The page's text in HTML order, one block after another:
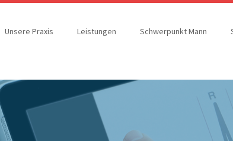
Unsere Praxis Leistungen Schwerpunkt Mann